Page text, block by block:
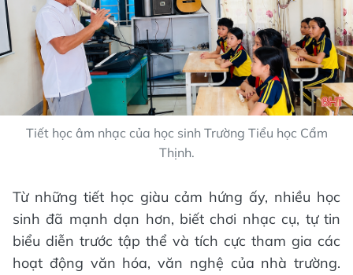
Tiết học âm nhạc của học sinh Trường Tiểu học Cẩm
Thịnh.
Từ những tiết học giàu cảm hứng ấy, nhiều học
sinh đã mạnh dạn hơn, biết chơi nhạc cụ, tự tin
biểu diễn trước tập thể và tích cực tham gia các
hoạt động văn hóa, văn nghệ của nhà trường.